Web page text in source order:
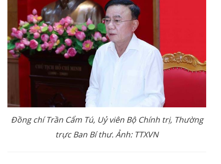
Đồng chí Trần Cẩm Tú, Uỷ viên Bộ Chính trị, Thường
trực Ban Bí thư. Ảnh: TTXVN